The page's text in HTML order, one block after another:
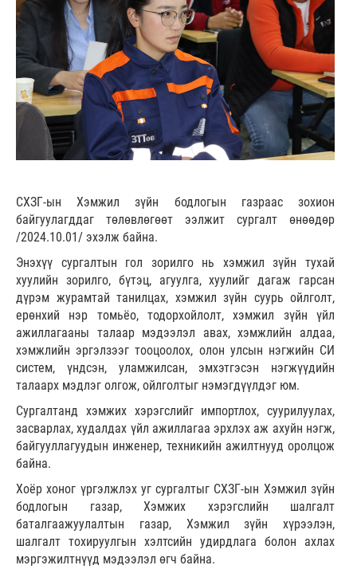
СХЗГ-ын Хэмжил зүйн бодлогын газраас зохион
байгуулагддаг төлөвлөгөөт ээлжит сургалт өнөөдөр
/2024.10.01/ эхэлж байна.
Энэхүү сургалтын гол зорилго нь хэмжил зүйн тухай
хуулийн зорилго, бүтэц, агуулга, хуулийг дагаж гарсан
дүрэм журамтай танилцах, хэмжил зүйн суурь ойлголт,
ерөнхий нэр томьёо, тодорхойлолт, хэмжил зүйн үйл
ажиллагааны талаар мэдээлэл авах, хэмжлийн алдаа,
хэмжлийн эргэлзээг тооцоолох, олон улсын нэгжийн СИ
систем, үндсэн, уламжилсан, эмхэтгэсэн нэгжүүдийн
талаарх мэдлэг олгож, ойлголтыг нэмэгдүүлдэг юм.
Сургалтанд хэмжих хэрэгслийг импортлох, суурилуулах,
засварлах, худалдах үйл ажиллагаа эрхлэх аж ахуйн нэгж,
байгууллагуудын инженер, техникийн ажилтнууд оролцож
байна.
Хоёр хоног үргэлжлэх уг сургалтыг СХЗГ-ын Хэмжил зүйн
бодлогын газар, Хэмжих хэрэгслийн шалгалт
баталгаажуулалтын газар, Хэмжил зүйн хүрээлэн,
шалгалт тохируулгын хэлтсийн удирдлага болон ахлах
мэргэжилтнүүд мэдээлэл өгч байна.